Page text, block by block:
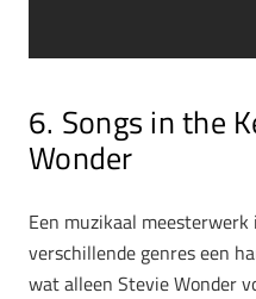
6. Songs in the
Wonder
Een muzikaal
verschillende genres een
wat alleen Stevie Wonder